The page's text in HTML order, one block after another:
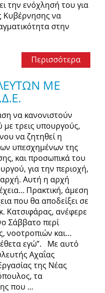
την ενόχλησή του για
Κυβέρνησης να
στην
Περισσότερα
ΜΕ
να κανονιστούν
με τρεις υπουργούς,
να ζητηθεί η
υπεσχημένων της
και προσωπικά του
για την περιοχή,
αρχή. Αυτή η αρχή
Πρακτική, άμεση
που θα αποδείξει σε
Κατσιφάρας, ανέφερε
Σάββατο περί
νοοτροπιών και…
εγώ”. Με αυτό
Αχαΐας
της Νέας
τα
που ...